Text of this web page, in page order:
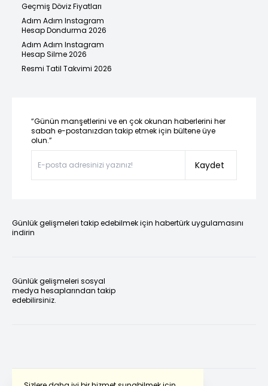
Geçmiş Döviz Fiyatları
Adım Adım Instagram
Hesap Dondurma 2026
Adım Adım Instagram
Hesap Silme 2026
Resmi Tatil Takvimi 2026
“Günün manşetlerini ve en çok okunan haberlerini her
sabah e-postanızdan takip etmek için bültene üye
olun.”
Kaydet
Günlük gelişmeleri takip edebilmek için habertürk uygulamasını
indirin
Günlük gelişmeleri sosyal
medya hesaplarından takip
edebilirsiniz.